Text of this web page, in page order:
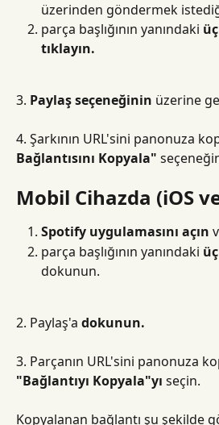
üzerinden göndermek
parça başlığının yanındaki
tıklayın.
3. Paylaş seçeneğinin üzerine
4. Şarkının URL'sini panonuza
Bağlantısını Kopyala"
Mobil Cihazda (iOS
Spotify uygulamasını açın
parça başlığının yanındaki
dokunun.
2. Paylaş'a dokunun.
3. Parçanın URL'sini panonuza
"Bağlantıyı Kopyala"yı seçin.
Kopyalanan bağlantı şu şekilde